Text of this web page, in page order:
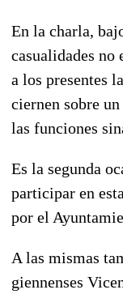
En la charla,
casualidades no
a los presentes
ciernen sobre
las funciones
Es la segunda
participar en
por el
A las mismas
giennenses